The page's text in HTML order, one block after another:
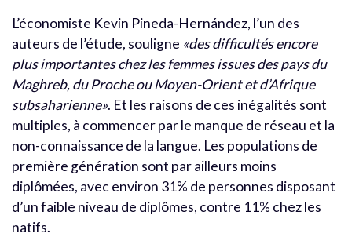
L’économiste Kevin Pineda-Hernández, l’un des
auteurs de l’étude, souligne «des difficultés encore
plus importantes chez les femmes issues des pays du
Maghreb, du Proche ou Moyen-Orient et d’Afrique
subsaharienne». Et les raisons de ces inégalités sont
multiples, à commencer par le manque de réseau et la
non-connaissance de la langue. Les populations de
première génération sont par ailleurs moins
diplômées, avec environ 31% de personnes disposant
d’un faible niveau de diplômes, contre 11% chez les
natifs.